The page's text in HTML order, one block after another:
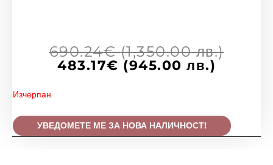
690.24€ (1,350.00 лв.)
лв.).
483.17€ (945.00 лв.) цена
лв.).
Изчерпан
УВЕДОМЕТЕ МЕ ЗА НОВА НАЛИЧНОСТ!